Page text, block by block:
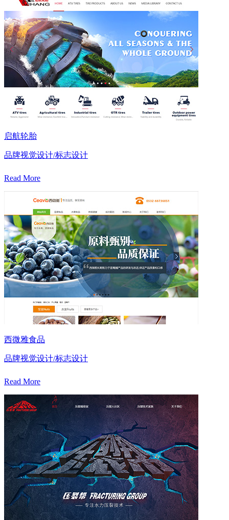
启航轮胎
品牌视觉设计/标志设计
Read More
西微雅食品
品牌视觉设计/标志设计
Read More